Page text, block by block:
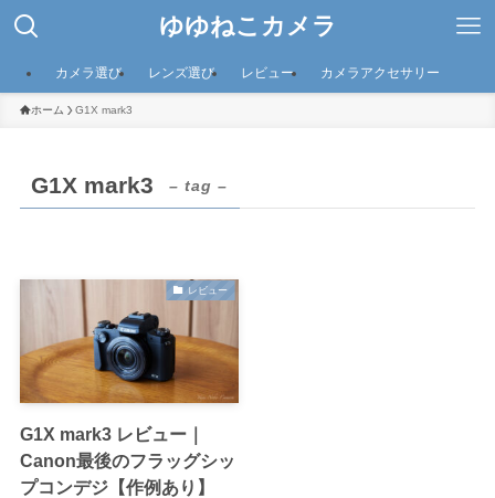
ゆゆねこカメラ
カメラ選び レンズ選び レビュー カメラアクセサリー
ホーム G1X mark3
G1X mark3 – tag –
レビュー
G1X mark3 レビュー｜
Canon最後のフラッグシッ
プコンデジ【作例あり】